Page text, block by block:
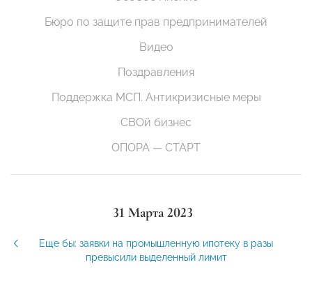
Бюро по защите прав предпринимателей
Видео
Поздравления
Поддержка МСП. Антикризисные меры
СВОй бизнес
ОПОРА — СТАРТ
31 Марта 2023
Еще бы: заявки на промышленную ипотеку в разы
превысили выделенный лимит